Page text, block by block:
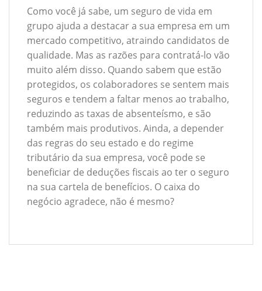
Como você já sabe, um seguro de vida em
grupo ajuda a destacar a sua empresa em um
mercado competitivo, atraindo candidatos de
qualidade. Mas as razões para contratá-lo vão
muito além disso. Quando sabem que estão
protegidos, os colaboradores se sentem mais
seguros e tendem a faltar menos ao trabalho,
reduzindo as taxas de absenteísmo, e são
também mais produtivos. Ainda, a depender
das regras do seu estado e do regime
tributário da sua empresa, você pode se
beneficiar de deduções fiscais ao ter o seguro
na sua cartela de benefícios. O caixa do
negócio agradece, não é mesmo?